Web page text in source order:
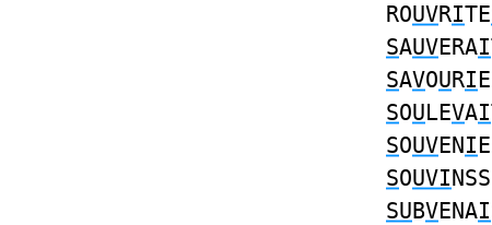
ROUVRITE
SAUVERAI
SAVOURI
SOULEVAI
SOUVENI
SOUVI
SUBVENAI